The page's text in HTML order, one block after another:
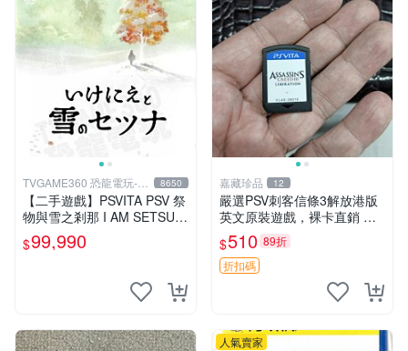
TVGAME360 恐龍電玩-台
中店
8650
【二手遊戲】PSVITA PSV 祭
物與雪之剎那 I AM SETSUN
日文版【台中恐龍電玩】
$99,990
嘉藏珍品 12
嚴選PSV刺客信條3解放港版
英文原裝遊戲，裸卡直銷 刺
客信條3 游戲 港版游戲
$510 89折
折扣碼
人氣賣家